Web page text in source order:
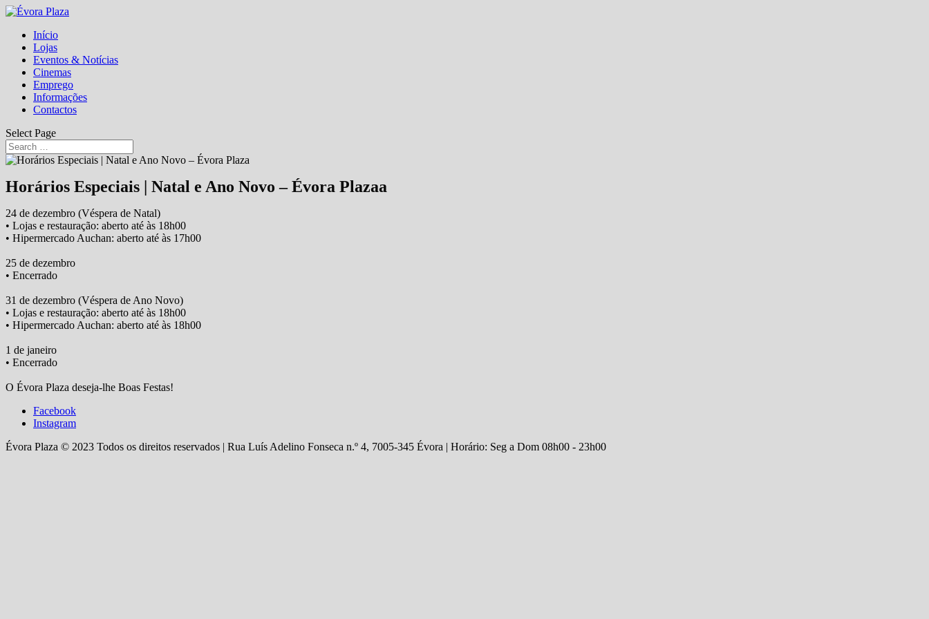
Início
Lojas
Eventos & Notícias
Cinemas
Emprego
Informações
Contactos
Select Page
Horários Especiais | Natal e Ano Novo – Évora Plazaa
24 de dezembro (Véspera de Natal)
• Lojas e restauração: aberto até às 18h00
• Hipermercado Auchan: aberto até às 17h00
25 de dezembro
• Encerrado
31 de dezembro (Véspera de Ano Novo)
• Lojas e restauração: aberto até às 18h00
• Hipermercado Auchan: aberto até às 18h00
1 de janeiro
• Encerrado
O Évora Plaza deseja-lhe Boas Festas!
Facebook
Instagram
Évora Plaza © 2023 Todos os direitos reservados | Rua Luís Adelino Fonseca n.º 4, 7005-345 Évora | Horário: Seg a Dom 08h00 - 23h00